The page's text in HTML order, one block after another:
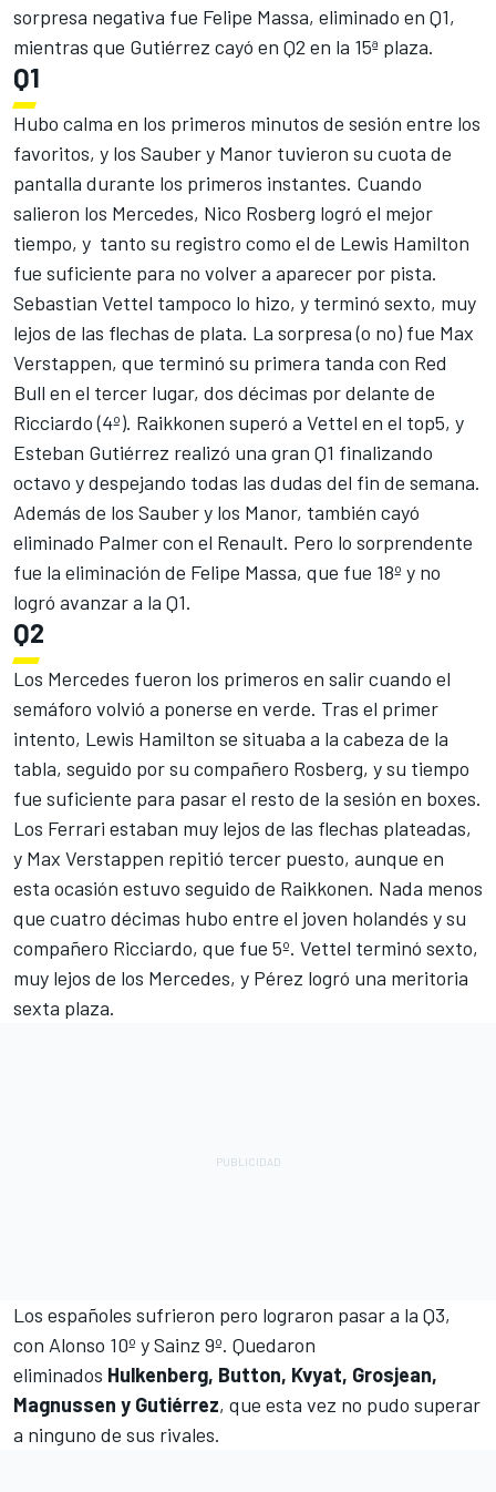
sorpresa negativa fue Felipe Massa, eliminado en Q1,
mientras que Gutiérrez cayó en Q2 en la 15ª plaza.
Q1
Hubo calma en los primeros minutos de sesión entre los
favoritos, y los Sauber y Manor tuvieron su cuota de
pantalla durante los primeros instantes. Cuando
salieron los Mercedes, Nico Rosberg logró el mejor
tiempo, y tanto su registro como el de Lewis Hamilton
fue suficiente para no volver a aparecer por pista.
Sebastian Vettel tampoco lo hizo, y terminó sexto, muy
lejos de las flechas de plata. La sorpresa (o no) fue Max
Verstappen, que terminó su primera tanda con Red
Bull en el tercer lugar, dos décimas por delante de
Ricciardo (4º). Raikkonen superó a Vettel en el top5, y
Esteban Gutiérrez realizó una gran Q1 finalizando
octavo y despejando todas las dudas del fin de semana.
Además de los Sauber y los Manor, también cayó
eliminado Palmer con el Renault. Pero lo sorprendente
fue la eliminación de Felipe Massa, que fue 18º y no
logró avanzar a la Q1.
Q2
Los Mercedes fueron los primeros en salir cuando el
semáforo volvió a ponerse en verde. Tras el primer
intento, Lewis Hamilton se situaba a la cabeza de la
tabla, seguido por su compañero Rosberg, y su tiempo
fue suficiente para pasar el resto de la sesión en boxes.
Los Ferrari estaban muy lejos de las flechas plateadas,
y Max Verstappen repitió tercer puesto, aunque en
esta ocasión estuvo seguido de Raikkonen. Nada menos
que cuatro décimas hubo entre el joven holandés y su
compañero Ricciardo, que fue 5º. Vettel terminó sexto,
muy lejos de los Mercedes, y Pérez logró una meritoria
sexta plaza.
Los españoles sufrieron pero lograron pasar a la Q3,
con Alonso 10º y Sainz 9º. Quedaron
eliminados Hulkenberg, Button, Kvyat, Grosjean,
Magnussen y Gutiérrez, que esta vez no pudo superar
a ninguno de sus rivales.